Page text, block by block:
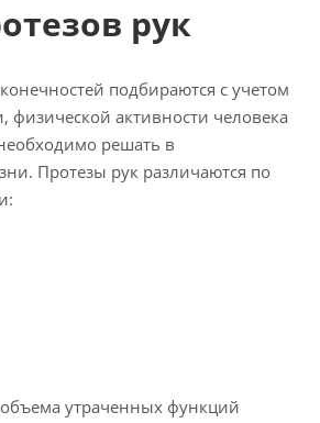
рук
подбираются с учетом
физической активности человека
решать в
Протезы рук различаются по
утраченных функций